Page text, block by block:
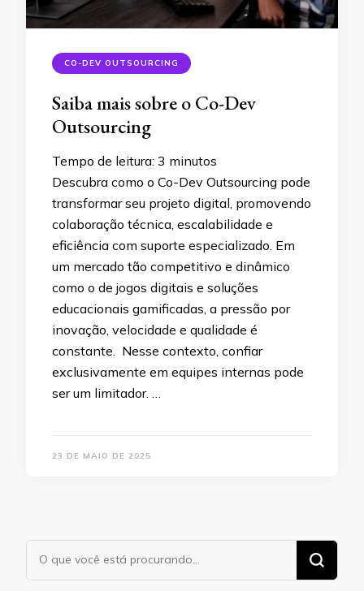
CO-DEV OUTSOURCING
Saiba mais sobre o Co-Dev
Outsourcing
Tempo de leitura: 3 minutos
Descubra como o Co-Dev Outsourcing pode
transformar seu projeto digital, promovendo
colaboração técnica, escalabilidade e
eficiência com suporte especializado. Em
um mercado tão competitivo e dinâmico
como o de jogos digitais e soluções
educacionais gamificadas, a pressão por
inovação, velocidade e qualidade é
constante. Nesse contexto, confiar
exclusivamente em equipes internas pode
ser um limitador. …
23 DE MAIO DE 2025
Procurando
algo?